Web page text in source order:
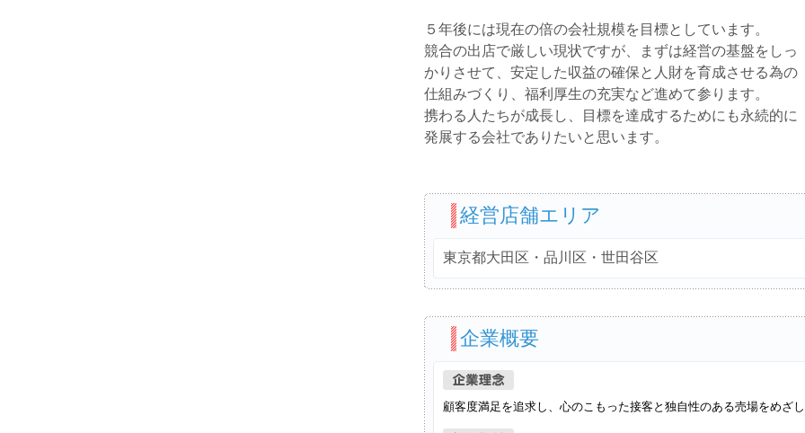
５年後には現在の倍の会社規模を目標としています。
競合の出店で厳しい現状ですが、まずは経営の基盤をしっ
かりさせて、安定した収益の確保と人財を育成させる為の
仕組みづくり、福利厚生の充実など進めて参ります。
携わる人たちが成長し、目標を達成するためにも永続的に
発展する会社でありたいと思います。
経営店舗エリア
東京都大田区・品川区・世田谷区
企業概要
顧客度満足を追求し、心のこもった接客と独自性のある売場をめざ